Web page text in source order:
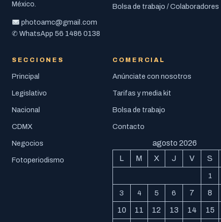
México.
photoamc@gmail.com
✆ WhatsApp 56 1486 0138
Bolsa de trabajo / Colaboradores
SECCIONES
Principal
Legislativo
Nacional
CDMX
Negocios
Fotoperiodismo
COMERCIAL
Anúnciate con nosotros
Tarifas y media kit
Bolsa de trabajo
Contacto
agosto 2026
L
M X J V S
1
3 4 5 6 7 8
10 11 12 13 14 15